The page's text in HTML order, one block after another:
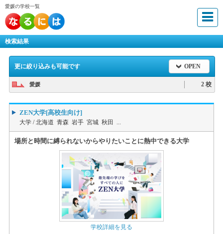
愛媛の学校一覧
検索結果
更に絞り込みも可能です OPEN
愛媛 2 校
ZEN大学[高校生向け]
大学 /北海道 青森 岩手 宮城 秋田 ...
場所と時間に縛られないからやりたいことに熱中できる大学
学校詳細を見る